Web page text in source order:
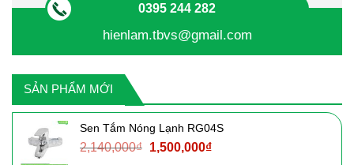
0395 244 282
hienlam.tbvs@gmail.com
SẢN PHẨM MỚI
Sen Tắm Nóng Lạnh RG04S
2,140,000₫ Giá
1,500,000₫Giá